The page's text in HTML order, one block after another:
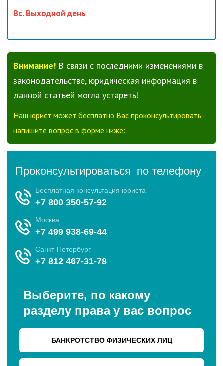
Вс. Выходной день
Внимание! В связи с последними изменениями в
законодательстве, юридическая информация в
данной статьей могла устареть!
Наш юрист может бесплатно Вас проконсультировать -
напишите вопрос в форме ниже: